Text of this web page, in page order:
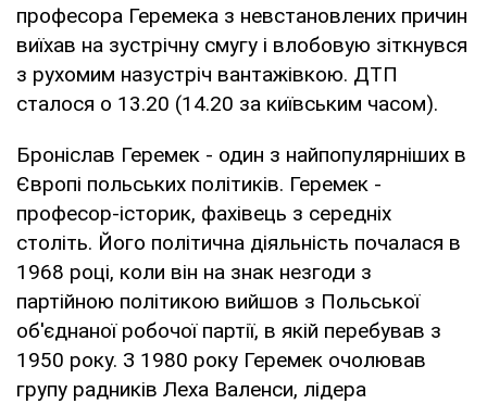
професора Геремека з невстановлених причин
виїхав на зустрічну смугу і влобовую зіткнувся
з рухомим назустріч вантажівкою. ДТП
сталося о 13.20 (14.20 за київським часом).
Броніслав Геремек - один з найпопулярніших в
Європі польських політиків. Геремек -
професор-історик, фахівець з середніх
століть. Його політична діяльність почалася в
1968 році, коли він на знак незгоди з
партійною політикою вийшов з Польської
об'єднаної робочої партії, в якій перебував з
1950 року. З 1980 року Геремек очолював
групу радників Леха Валенси, лідера